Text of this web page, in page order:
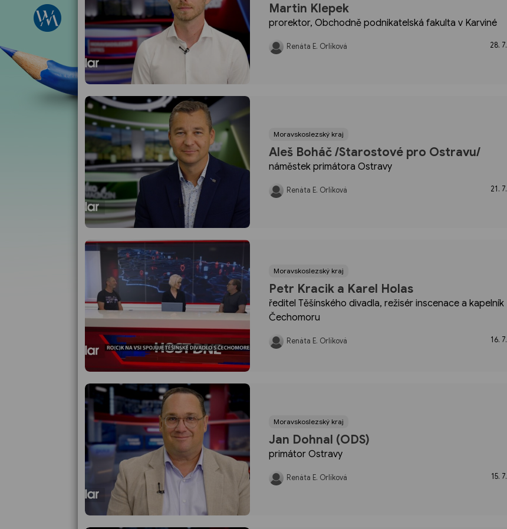
Martin Klepek
prorektor, Obchodně podnikatelská fakulta v Karviné
Renáta E. Orlíková 28. 7.
Moravskoslezský kraj
Aleš Boháč /Starostové pro Ostravu/
náměstek primátora Ostravy
Renáta E. Orlíková 21. 7.
Moravskoslezský kraj
Petr Kracik a Karel Holas
ředitel Těšínského divadla, režisér inscenace a kapelník
Čechomoru
Renáta E. Orlíková 16. 7.
Moravskoslezský kraj
Jan Dohnal (ODS)
primátor Ostravy
Renáta E. Orlíková 15. 7.